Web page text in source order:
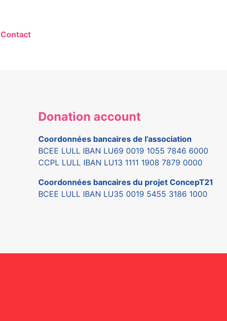
Contact
Donation account
Coordonnées bancaires de l’association
BCEE LULL IBAN LU69 0019 1055 7846 6000
CCPL LULL IBAN LU13 1111 1908 7879 0000
Coordonnées bancaires du projet ConcepT21
BCEE LULL IBAN LU35 0019 5455 3186 1000